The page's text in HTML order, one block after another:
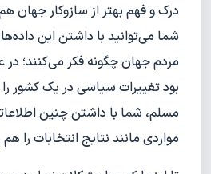
درک و فهم بهتر از سازوکار جهان
شما می‌توانید با داشتن این
مردم جهان چگونه فکر می‌کنند؛
بود تغییرات سیاسی در یک کشور را
مسلم، شما با داشتن چنین
مواردی مانند نتایج انتخابات را